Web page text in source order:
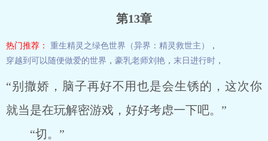
第13章
热门推荐： 重生精灵之绿色世界（异界：精灵救世主）
，
穿越到可以随便做爱的世界 ， 豪乳老师刘艳 ， 末日进行时 ，
“别撒娇，脑子再好不用也是会生锈的，这次你
就当是在玩解密游戏，好好考虑一下吧。”
“切。”